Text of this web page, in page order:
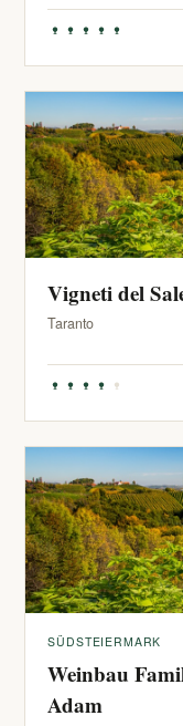
Vigneti del
Taranto
SÜDSTEIERMARK
Weinbau
Adam